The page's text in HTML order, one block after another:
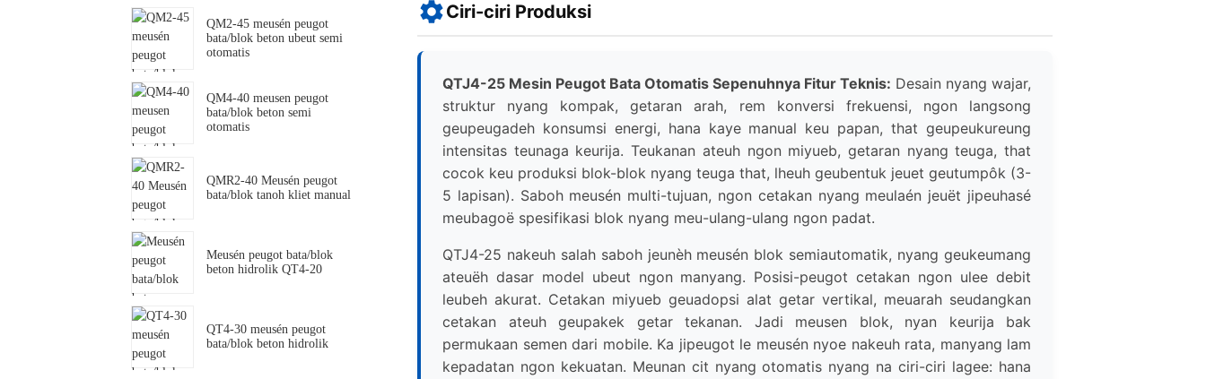
QM2-45 meusén peugot
bata/blok beton ubeut semi
otomatis
QM4-40 meusen peugot
bata/blok beton semi
otomatis
QMR2-40 Meusén peugot
bata/blok tanoh kliet manual
Meusén peugot bata/blok
beton hidrolik QT4-20
QT4-30 meusén peugot
bata/blok beton hidrolik
Ciri-ciri Produksi
QTJ4-25 Mesin Peugot Bata Otomatis Sepenuhnya Fitur Teknis: Desain nyang wajar,
struktur nyang kompak, getaran arah, rem konversi frekuensi, ngon langsong
geupeugadeh konsumsi energi, hana kaye manual keu papan, that geupeukureung
intensitas teunaga keurija. Teukanan ateuh ngon miyueb, getaran nyang teuga, that
cocok keu produksi blok-blok nyang teuga that, lheuh geubentuk jeuet geutumpôk (3-
5 lapisan). Saboh meusén multi-tujuan, ngon cetakan nyang meulaén jeuët jipeuhasé
meubagoë spesifikasi blok nyang meu-ulang-ulang ngon padat.
QTJ4-25 nakeuh salah saboh jeunèh meusén blok semiautomatik, nyang geukeumang
ateuëh dasar model ubeut ngon manyang. Posisi-peugot cetakan ngon ulee debit
leubeh akurat. Cetakan miyueb geuadopsi alat getar vertikal, meuarah seudangkan
cetakan ateuh geupakek getar tekanan. Jadi meusen blok, nyan keurija bak
permukaan semen dari mobile. Ka jipeugot le meusén nyoe nakeuh rata, manyang lam
kepadatan ngon kekuatan. Meunan cit nyang otomatis nyang na ciri-ciri lagee: hana